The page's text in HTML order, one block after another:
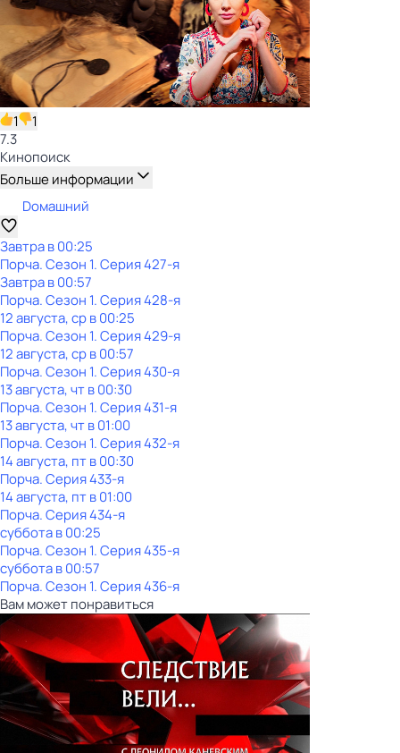
1
1
7.3
Кинопоиск
Больше информации
Dомашний
Завтра в 00:25
Порча. Сезон 1. Серия 427-я
Завтра в 00:57
Порча. Сезон 1. Серия 428-я
12 августа, ср в 00:25
Порча. Сезон 1. Серия 429-я
12 августа, ср в 00:57
Порча. Сезон 1. Серия 430-я
13 августа, чт в 00:30
Порча. Сезон 1. Серия 431-я
13 августа, чт в 01:00
Порча. Сезон 1. Серия 432-я
14 августа, пт в 00:30
Порча. Серия 433-я
14 августа, пт в 01:00
Порча. Серия 434-я
субботав00:25
Порча. Сезон 1. Серия 435-я
субботав00:57
Порча. Сезон 1. Серия 436-я
Вам может понравиться